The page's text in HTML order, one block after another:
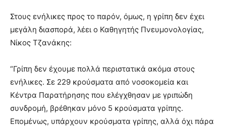
Στους ενήλικες προς το παρόν, όμως, η γρίπη δεν έχει
μεγάλη διασπορά, λέει ο Καθηγητής Πνευμονολογίας,
Νίκος Τζανάκης:
“Γρίπη δεν έχουμε πολλά περιστατικά ακόμα στους
ενήλικες. Σε 229 κρούσματα από νοσοκομεία και
Κέντρα Παρατήρησης που ελέγχθησαν με γριπώδη
συνδρομή, βρέθηκαν μόνο 5 κρούσματα γρίπης.
Επομένως, υπάρχουν κρούσματα γρίπης, αλλά όχι πάρα